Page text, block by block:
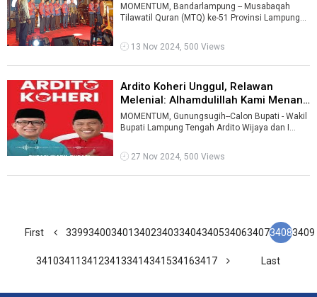
MOMENTUM, Bandarlampung -- Musabaqah
Tilawatil Quran (MTQ) ke-51 Provinsi Lampung
...
13 Nov 2024, 500 Views
Ardito Koheri Unggul, Relawan
Melenial: Alhamdulillah Kami Menang
...
MOMENTUM, Gunungsugih--Calon Bupati - Wakil
Bupati Lampung Tengah Ardito Wijaya dan I
27 Nov 2024, 500 Views
First 33993400340134023403340434053406340734083409
34103411341234133414341534163417 Last